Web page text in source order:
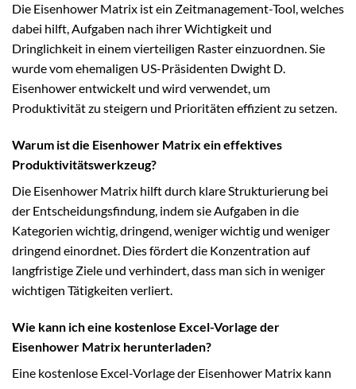
Die Eisenhower Matrix ist ein Zeitmanagement-Tool, welches
dabei hilft, Aufgaben nach ihrer Wichtigkeit und
Dringlichkeit in einem vierteiligen Raster einzuordnen. Sie
wurde vom ehemaligen US-Präsidenten Dwight D.
Eisenhower entwickelt und wird verwendet, um
Produktivität zu steigern und Prioritäten effizient zu setzen.
Warum ist die Eisenhower Matrix ein effektives
Produktivitätswerkzeug?
Die Eisenhower Matrix hilft durch klare Strukturierung bei
der Entscheidungsfindung, indem sie Aufgaben in die
Kategorien wichtig, dringend, weniger wichtig und weniger
dringend einordnet. Dies fördert die Konzentration auf
langfristige Ziele und verhindert, dass man sich in weniger
wichtigen Tätigkeiten verliert.
Wie kann ich eine kostenlose Excel-Vorlage der
Eisenhower Matrix herunterladen?
Eine kostenlose Excel-Vorlage der Eisenhower Matrix kann